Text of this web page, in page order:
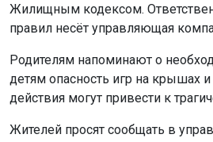
Автор: Алиса Новохатская
публикации автора
Агентство новостейОТС-Горсайт